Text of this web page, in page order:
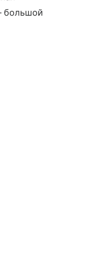
большой